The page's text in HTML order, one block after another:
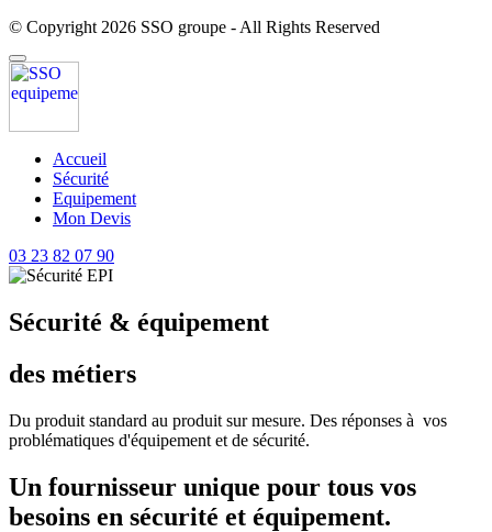
© Copyright 2026 SSO groupe - All Rights Reserved
Accueil
Sécurité
Equipement
Mon Devis
03 23 82 07 90
Sécurité & équipement
des métiers
Du produit standard au produit sur mesure. Des réponses à vos
problématiques d'équipement et de sécurité.
Un fournisseur unique pour tous vos
besoins en sécurité et équipement.